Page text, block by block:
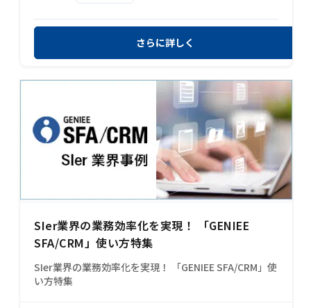
さらに詳しく
SIer業界の業務効率化を実現！ 「GENIEE
SFA/CRM」使い方特集
SIer業界の業務効率化を実現！ 「GENIEE SFA/CRM」使
い方特集